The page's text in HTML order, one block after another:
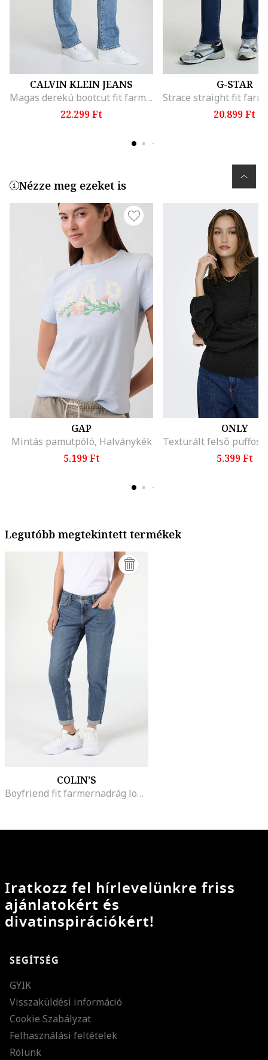
CALVIN KLEIN JEANS
Magas derekú bootcut fit farmernadrág, Melange világoskék
22.299 Ft
G-STAR
20.899 Ft
Nézze meg ezeket is
GAP
Mintás pamutpóló, Halványkék
5.199 Ft
ONLY
5.399 Ft
Legutóbb megtekintett termékek
COLIN'S
Boyfriend fit farmernadrág logós foltrátéttel, Kék
Iratkozz fel hírlevelünkre friss
ajánlatokért és
divatinspirációkért!
SEGÍTSÉG
GYIK
Visszaküldési információ
Cookie Szabályzat
Felhasználási feltételek
Rólunk